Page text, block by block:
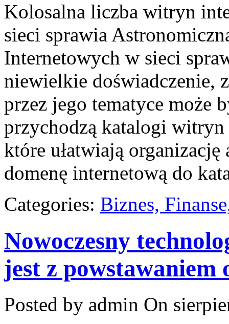
Kolosalna liczba witryn
sieci sprawia
Internetowych w sieci
niewielkie doświadczenie,
przez jego tematyce może
przychodzą katalogi
które ułatwiają organizację
domenę internetową do
Categories: Biznes,
Nowoczesny
jest z
Posted by admin On